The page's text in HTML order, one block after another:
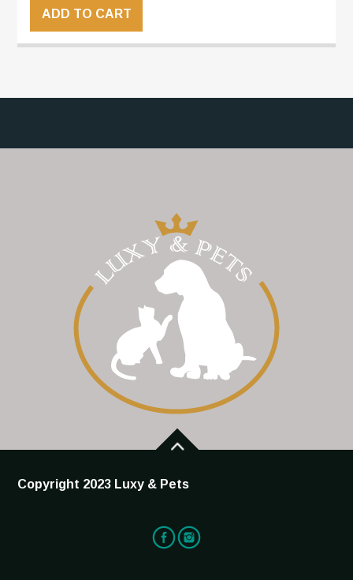
ADD TO CART
Copyright 2023 Luxy & Pets